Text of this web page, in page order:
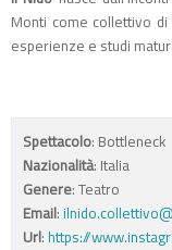
Monti come collettivo
esperienze e studi
Spettacolo: Bottleneck
Nazionalità: Italia
Genere: Teatro
Email:
Url: https://